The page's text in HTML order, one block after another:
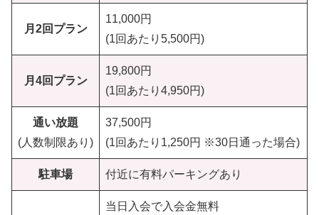
月2回プラン
11,000円
(1回あたり5,500円)
月4回プラン
19,800円
(1回あたり4,950円)
通い放題
(人数制限あり)
37,500円
(1回あたり1,250円 ※30日通った場合)
駐車場 付近に有料パーキングあり
当日入会で入会金無料